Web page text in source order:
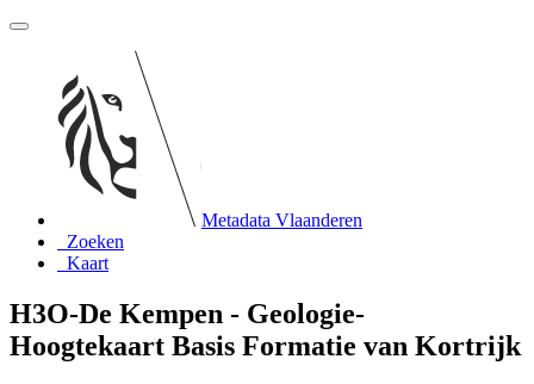
Metadata Vlaanderen
Zoeken
Kaart
H3O-De Kempen - Geologie-
Hoogtekaart Basis Formatie van Kortrijk